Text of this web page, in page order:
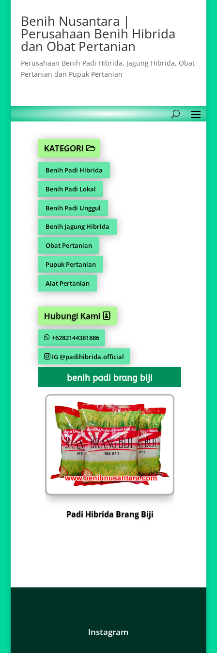
Benih Nusantara |
Perusahaan Benih Hibrida
dan Obat Pertanian
Perusahaan Benih Padi Hibrida, Jagung Hibrida, Obat
Pertanian dan Pupuk Pertanian
KATEGORI
Benih Padi Hibrida
Benih Padi Lokal
Benih Padi Unggul
Benih Jagung Hibrida
Obat Pertanian
Pupuk Pertanian
Alat Pertanian
Hubungi Kami
+6282144381886
IG @padihibrida.official
benih padi brang biji
Padi Hibrida Brang Biji
Instagram